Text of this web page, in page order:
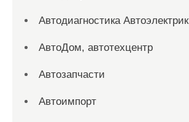
Автодиагностика Автоэлектрик
АвтоДом, автотехцентр
Автозапчасти
Автоимпорт